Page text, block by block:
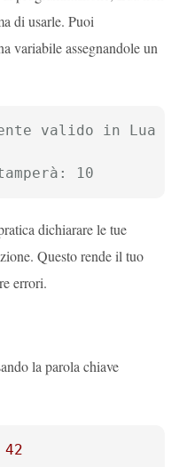
di usarle. Puoi
variabile assegnandole un
valido in Lua
10
dichiarare le tue
Questo rende il tuo
errori.
la parola chiave
42